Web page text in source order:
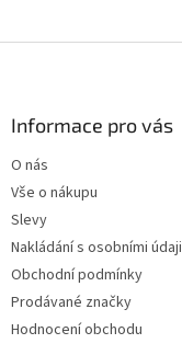
Informace pro vás
O nás
Vše o nákupu
Slevy
Nakládání s osobními údaji
Obchodní podmínky
Prodávané značky
Hodnocení obchodu